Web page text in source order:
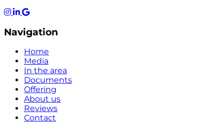
Navigation
Home
Media
In the area
Documents
Offering
About us
Reviews
Contact